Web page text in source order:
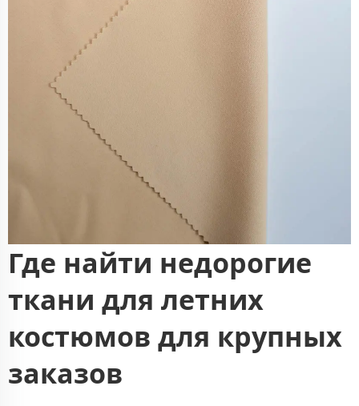
Где найти недорогие
ткани для летних
костюмов для крупных
заказов